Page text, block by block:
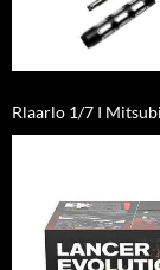
Rlaarlo 1/7 I